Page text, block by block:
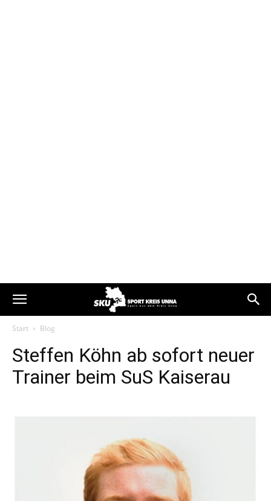
Start Blog
Steffen Köhn ab sofort neuer
Trainer beim SuS Kaiserau